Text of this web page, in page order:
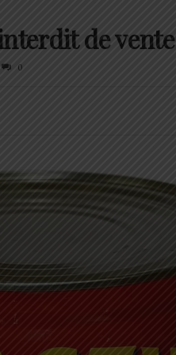
de vente
0